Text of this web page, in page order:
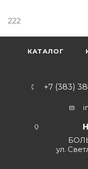
222
КАТАЛОГ
+7 (383)
ул.